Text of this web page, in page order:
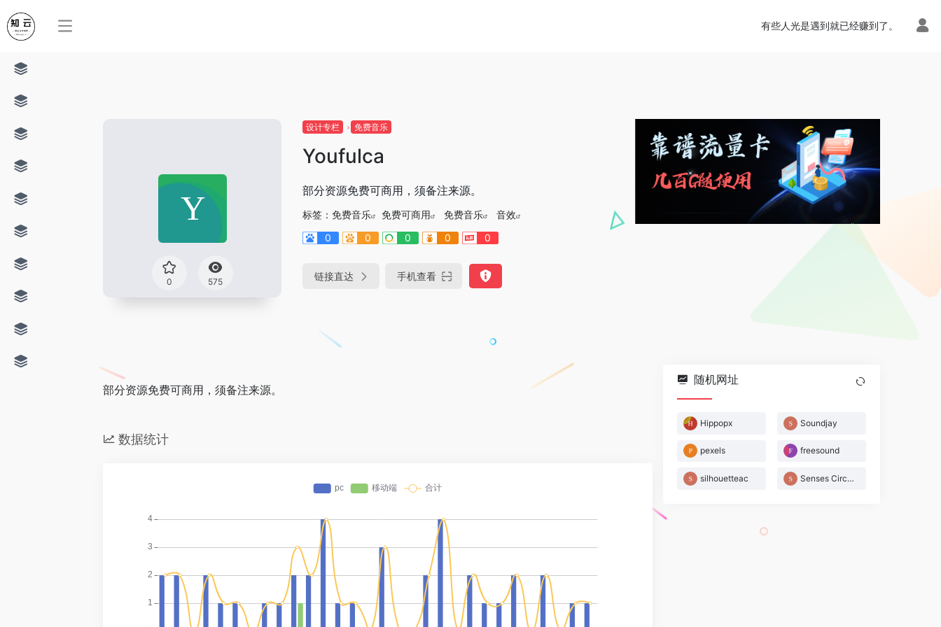
有些人光是遇到就已经赚到了。
0 575
设计专栏 免费音乐
Youfulca
部分资源免费可商用，须备注来源。
标签： 免费音乐 免费可商用 免费音乐
音效
0
0 0 0 0
链接直达 手机查看
部分资源免费可商用，须备注来源。
数据统计
随机网址
Hippopx Soundjay
pexels freesound
silhouetteac Senses Circuit